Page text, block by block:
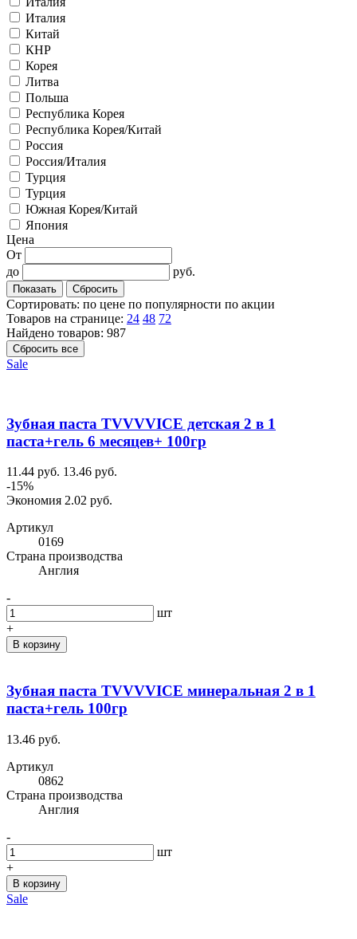
Италия
Китай
КНР
Корея
Литва
Польша
Республика Корея
Республика Корея/Китай
Россия
Россия/Италия
Турция
Турция
Южная Корея/Китай
Япония
Цена
От
до
руб.
Сортировать: по цене по популярности по акции
Товаров на странице: 24 48 72
Найдено товаров: 987
Сбросить все
Sale
Зубная паста TVVVVICE детская 2 в 1
паста+гель 6 месяцев+ 100гр
11.44 руб. 13.46 руб.
-15%
Экономия 2.02 руб.
Артикул
0169
Cтрана производства
Англия
-
шт
+
В корзину
Зубная паста TVVVVICE минеральная 2 в 1
паста+гель 100гр
13.46 руб.
Артикул
0862
Cтрана производства
Англия
-
шт
+
В корзину
Sale